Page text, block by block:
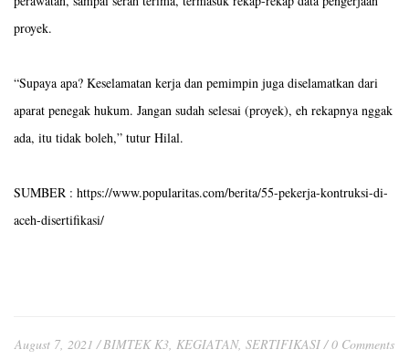
proyek.
“Supaya apa? Keselamatan kerja dan pemimpin juga diselamatkan dari
aparat penegak hukum. Jangan sudah selesai (proyek), eh rekapnya nggak
ada, itu tidak boleh,” tutur Hilal.
SUMBER : https://www.popularitas.com/berita/55-pekerja-kontruksi-di-
aceh-disertifikasi/
August 7, 2021 BIMTEK K3 KEGIATAN, SERTIFIKASI 0 Comments